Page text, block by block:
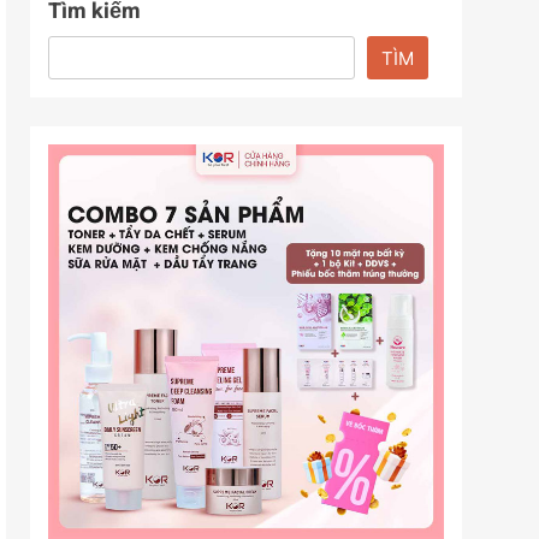
Tìm kiếm
TÌM